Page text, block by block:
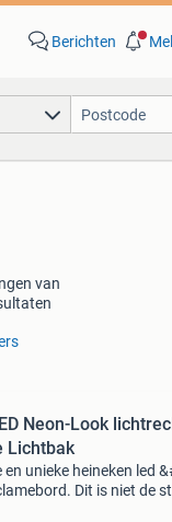
Berichten
van
Neon-Look
Lichtbak
en unieke heineken led
Dit is niet de